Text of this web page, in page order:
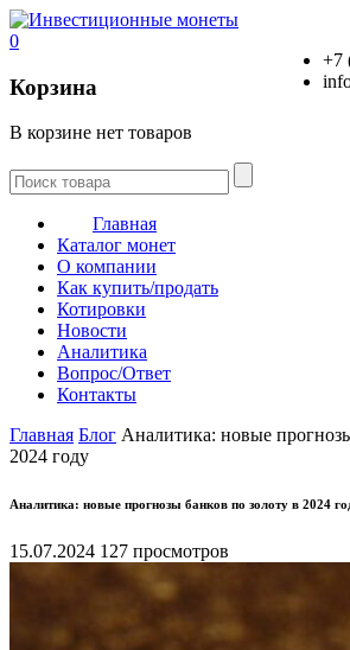
+7
0
Корзина
В корзине нет товаров
Главная
Каталог монет
О компании
Как купить/продать
Котировки
Новости
Аналитика
Вопрос/Ответ
Контакты
Главная Блог Аналитика: новые
2024 году
Аналитика: новые прогнозы банков по золоту в 2024
15.07.2024 127 просмотров